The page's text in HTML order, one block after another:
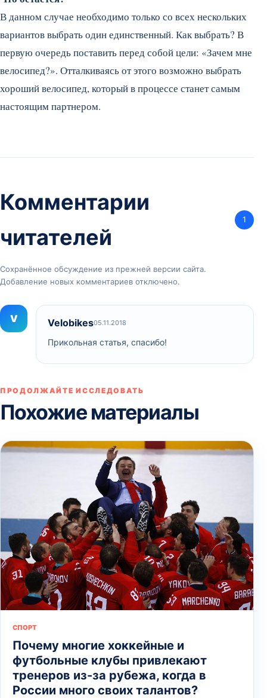
В данном случае необходимо только со всех нескольких
вариантов выбрать один единственный. Как выбрать? В
первую очередь поставить перед собой цели: «Зачем мне
велосипед?». Отталкиваясь от этого возможно выбрать
хороший велосипед, который в процессе станет самым
настоящим партнером.
Комментарии
читателей
1
Сохранённое обсуждение из прежней версии сайта.
Добавление новых комментариев отключено.
V Velobikes05.11.2018
Прикольная статья, спасибо!
ПРОДОЛЖАЙТЕ ИССЛЕДОВАТЬ
Похожие материалы
СПОРТ
Почему многие хоккейные и
футбольные клубы привлекают
тренеров из-за рубежа, когда в
России много своих талантов?